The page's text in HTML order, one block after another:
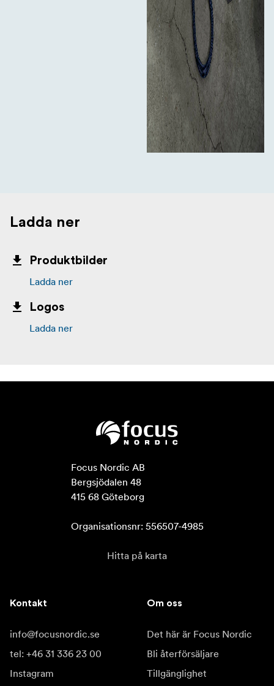
Ladda ner
Produktbilder
Ladda ner
Logos
Ladda ner
Focus Nordic AB
Bergsjödalen 48
415 68 Göteborg
Organisationsnr: 556507-4985
Hitta på karta
Kontakt
info@focusnordic.se
tel: +46 31 336 23 00
Instagram
Om oss
Det här är Focus Nordic
Bli återförsäljare
Tillgänglighet